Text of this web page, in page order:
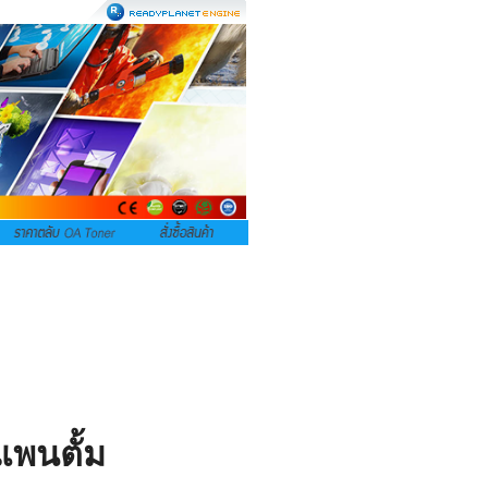
พนตั้ม